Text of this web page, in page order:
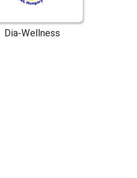
Dia-Wellness